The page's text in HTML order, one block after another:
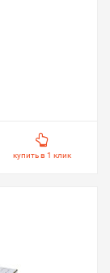
купить в 1 клик